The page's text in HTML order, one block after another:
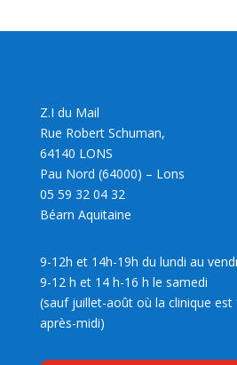
Z.I du Mail
Rue Robert Schuman,
64140 LONS
Pau Nord (64000) – Lons
05 59 32 04 32
Béarn Aquitaine
9-12h et 14h-19h du lundi au
9-12 h et 14 h-16 h le samedi
(sauf juillet-août où la clinique
après-midi)